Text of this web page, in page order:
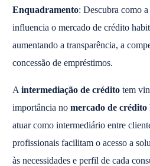
Enquadramento: Descubra como
influencia o mercado de crédito
aumentando a transparência, a
concessão de empréstimos.
Aintermediação de crédito tem
importância nomercado de crédito
atuar como intermediário entre
profissionais facilitam o acesso a
às necessidades e perfil de cada